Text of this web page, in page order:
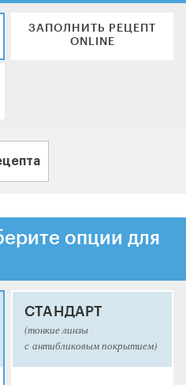
ЗАПОЛНИТЬ РЕЦЕПТ
ONLINE
опции для
СТАНДАРТ
(тонкие линзы
с антибликовым покрытием)